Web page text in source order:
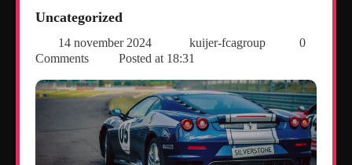
Uncategorized
14 november 2024 kuijer-fcagroup
0
Comments
Posted at 18:31